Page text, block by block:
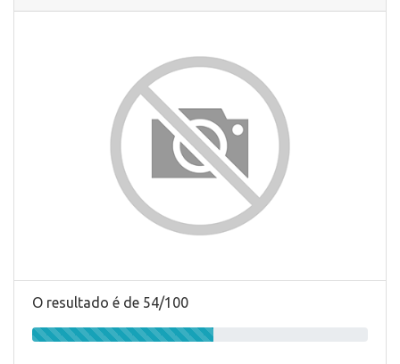
O resultado é de 54/100